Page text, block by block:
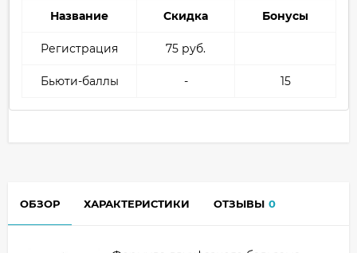
Название Скидка Бонусы
Регистрация 75 руб.
Бьюти-баллы - 15
ОБЗОР ХАРАКТЕРИСТИКИ ОТЗЫВЫ 0